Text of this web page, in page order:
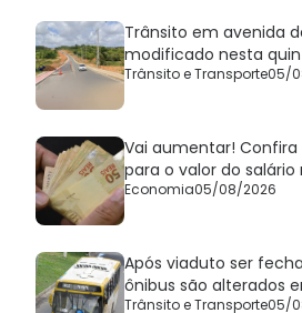
Trânsito em avenida
modificado nesta
Trânsito e Transporte05/
Vai aumentar!
para o valor do
Economia05/08/2026
Após viaduto ser
ônibus são alterados
Trânsito e Transporte05/